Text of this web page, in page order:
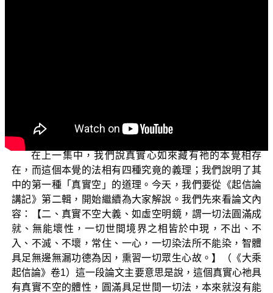
就佛地無垢識之廣大功德。
在上一集中，我們說真實心如來藏有祂的本覺相存
在，而這個本覺的法相有四種究竟的義理；我們說明了其
中的第一種「真實空」的道理。今天，我們要從《起信論
講記》第二輯，開始繼續為大家解說。我們先來看論文內
容：【二、真實不空大義、如虛空明鏡，謂一切法圓滿成
就、無能壞性，一切世間境界之相皆於中現，不出、不
入、不滅、不壞，常住、一心，一切染法所不能染，智體
具足無邊無漏功德為因，熏習一切眾生心故。】（《大乘
起信論》卷1）這一段論文主要意思是說，這個真實心祂具
有真實不空的體性，圓滿具足世間一切法，本來就沒有能